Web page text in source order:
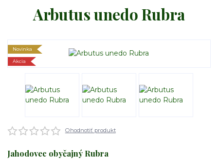
Arbutus unedo Rubra
Novinka
Akcia
Ohodnotiť produkt
Jahodovec obyčajný Rubra